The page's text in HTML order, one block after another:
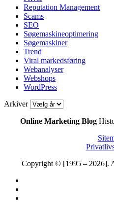
Reputation Management
Scams
SEO
Søgemaskineoptimering
Søgemaskiner
Trend
Viral markedsføring
Webanalyser
Webshops
WordPress
Arkiver
Online Marketing Blog
Copyright © [1995 – 2026].